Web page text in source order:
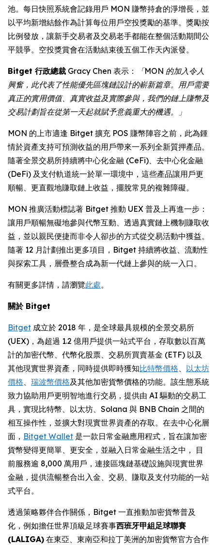
池。每日快照系統會記錄用戶 MON 賺幣持倉的淨增長，並
以平均新增結餘作為計算每位用戶空投獎勵的基準。獎勵按
比例發放，讓新手交易者及交易老手都能在整個活動期間公
平競爭。空投獎賞會在活動結束後五個工作天內派發。
Bitget 行政總裁 Gracy Chen 表示：
「MON 的加入令人
興奮，此代表了性能優先區塊鏈設計的嶄新篇章。用戶需要
真正的實用價值、真實收益及實際參與，我們的鏈上賺幣及
交易計劃旨在從第一天起就賦予意義重大的機遇。」
MON 的上市適逢 Bitget 擴充 POS 賺幣陣容之前，此為鍾
情於資產支持可預測收益的用戶帶來一系列全新質押產品。
隨著全景交易所持續將中心化金融 (CeFi)、去中心化金融
(DeFi) 及支付軌道統一於單一環境中，這些產品讓用戶更
順暢、更直觀地賺取鏈上收益，擺脫常見的複雜障礙。
MON 推廣活動標誌著 Bitget 推動 UEX 普及上再進一步：
讓用戶順暢無礙地參與代幣互動、透過真實鏈上機制賺取收
益，並以親民便捷而非令人卻步的方式從交易活動中獲益。
隨著 12 月計劃推出更多項目，Bitget 持續將收益、流動性
與探索工具，層疊整合成為新一代鏈上參與的統一入口。
有關更多詳情，請瀏覽此處。
關於 Bitget
Bitget 成立於 2018 年，是全球最具規模的全景交易所
(UEX)，為超過 1.2 億用戶提供一站式平台，存取數以百萬
計的加密代幣、代幣化股票、交易所買賣基金 (ETF) 以及
其他現實世界資產，同時提供即時獲知比特幣價格、 以太坊
價格、 瑞波幣價格及其他加密貨幣價格的功能。該生態系統
致力協助用戶更明智地進行交易，提供由 AI 驅動的交易工
具，實現比特幣、以太坊、Solana 與 BNB Chain 之間的
相互操作性，並擴大對現實世界資產的存取。在去中心化層
面， Bitget Wallet 是一款日常金融應用程式，旨在讓加密
貨幣變得更簡單、更安全，並融入日常金融生活之中， 目
前服務逾 8,000 萬用戶，連接區塊鏈基礎設施與現實世界
金融，提供流暢整合出入金、交易、賺取及支付功能的一站
式平台。
透過策略夥伴合作關係，Bitget 一直推動加密貨幣普及
化，例如擔任世界頂級足球賽事西班牙甲組足球聯賽
(LALIGA) 在東亞、東南亞和拉丁美洲的加密貨幣官方合作